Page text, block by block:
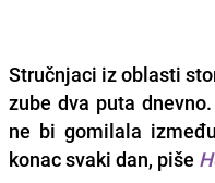
Stručnjaci iz oblasti
zube dva puta
ne bi gomilala
konac svaki dan, piše